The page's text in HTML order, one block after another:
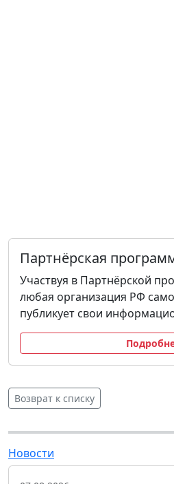
Партнёрская
Участвуя в Партнёрской
любая организация РФ
публикует свои
Возврат к списку
Новости